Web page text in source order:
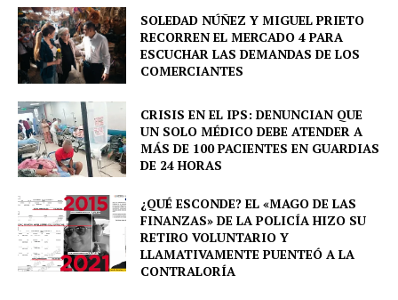
Comparte esto:
Facebook X
SOLEDAD NÚÑEZ Y MIGUEL PRIETO
RECORREN EL MERCADO 4 PARA
ESCUCHAR LAS DEMANDAS DE LOS
COMERCIANTES
CRISIS EN EL IPS: DENUNCIAN QUE
UN SOLO MÉDICO DEBE ATENDER A
MÁS DE 100 PACIENTES EN GUARDIAS
DE 24 HORAS
¿QUÉ ESCONDE? EL «MAGO DE LAS
FINANZAS» DE LA POLICÍA HIZO SU
RETIRO VOLUNTARIO Y
LLAMATIVAMENTE PUENTEÓ A LA
CONTRALORÍA